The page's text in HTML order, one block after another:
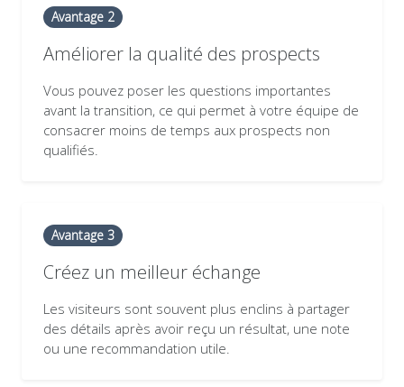
Avantage 2
Améliorer la qualité des prospects
Vous pouvez poser les questions importantes
avant la transition, ce qui permet à votre équipe de
consacrer moins de temps aux prospects non
qualifiés.
Avantage 3
Créez un meilleur échange
Les visiteurs sont souvent plus enclins à partager
des détails après avoir reçu un résultat, une note
ou une recommandation utile.